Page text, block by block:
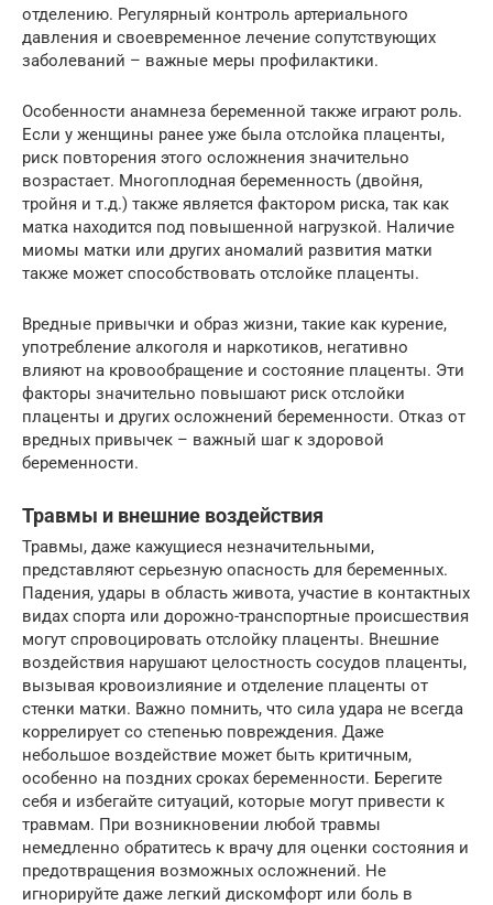
отделению. Регулярный контроль артериального
давления и своевременное лечение сопутствующих
заболеваний – важные меры профилактики.
Особенности анамнеза беременной также играют роль.
Если у женщины ранее уже была отслойка плаценты,
риск повторения этого осложнения значительно
возрастает. Многоплодная беременность (двойня,
тройня и т.д.) также является фактором риска, так как
матка находится под повышенной нагрузкой. Наличие
миомы матки или других аномалий развития матки
также может способствовать отслойке плаценты.
Вредные привычки и образ жизни, такие как курение,
употребление алкоголя и наркотиков, негативно
влияют на кровообращение и состояние плаценты. Эти
факторы значительно повышают риск отслойки
плаценты и других осложнений беременности. Отказ от
вредных привычек – важный шаг к здоровой
беременности.
Травмы и внешние воздействия
Травмы, даже кажущиеся незначительными,
представляют серьезную опасность для беременных.
Падения, удары в область живота, участие в контактных
видах спорта или дорожно-транспортные происшествия
могут спровоцировать отслойку плаценты. Внешние
воздействия нарушают целостность сосудов плаценты,
вызывая кровоизлияние и отделение плаценты от
стенки матки. Важно помнить, что сила удара не всегда
коррелирует со степенью повреждения. Даже
небольшое воздействие может быть критичным,
особенно на поздних сроках беременности. Берегите
себя и избегайте ситуаций, которые могут привести к
травмам. При возникновении любой травмы
немедленно обратитесь к врачу для оценки состояния и
предотвращения возможных осложнений. Не
игнорируйте даже легкий дискомфорт или боль в